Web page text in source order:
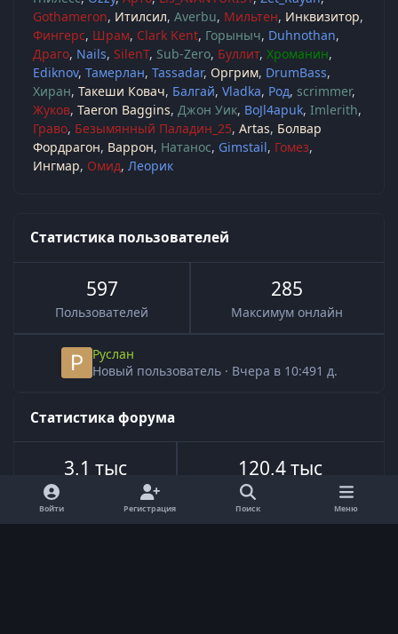
Gothameron Итилсил Averbu Мильтен Инквизитор
Фингерс Шрам Clark Kent Горыныч Duhnothan
Драго Nails SilenT Sub-Zero Буллит Хроманин
Ediknov Тамерлан Tassadar Оргрим DrumBass
Хиран Такеши Ковач Балгай Vladka Род scrimmer
Жуков Taeron Baggins Джон Уик BoJl4apuk Imlerith
Граво Безымянный Паладин_25 Artas Болвар
Фордрагон Варрон Натанос Gimstail Гомез
Ингмар Омид Леорик
Статистика пользователей
597
Пользователей
285
Максимум онлайн
Руслан
Новый пользователь · Вчера в 10:491 д.
Статистика форума
3,1 тыс
Всего сообщений
120,4 тыс
Войти Регистрация Поиск Меню